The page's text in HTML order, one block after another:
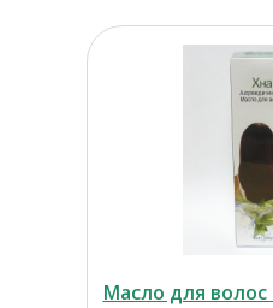
Масло для волос